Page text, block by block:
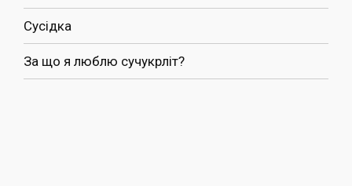
Сусідка
За що я люблю сучукрліт?